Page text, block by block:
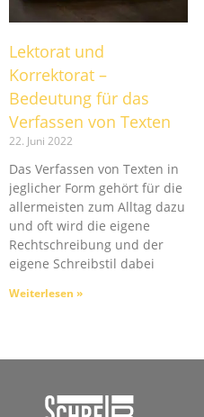
Lektorat und
Korrektorat –
Bedeutung für das
Verfassen von Texten
22. Juni 2022
Das Verfassen von Texten in
jeglicher Form gehört für die
allermeisten zum Alltag dazu
und oft wird die eigene
Rechtschreibung und der
eigene Schreibstil dabei
Weiterlesen »